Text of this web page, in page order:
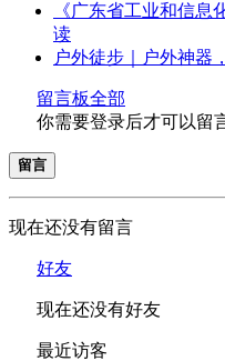
《广东省工业和信
读
户外徒步｜户外神器
留言板全部
你需要登录后才可以留
留言
现在还没有留言
好友
现在还没有好友
最近访客